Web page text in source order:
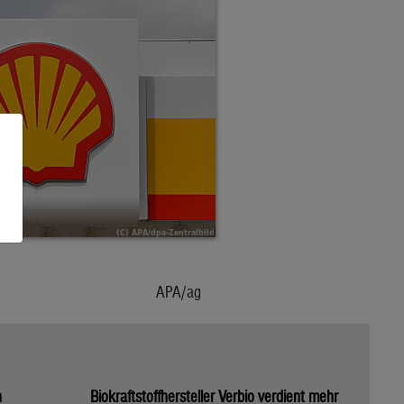
APA/ag
Biokraftstoffhersteller Verbio verdient mehr